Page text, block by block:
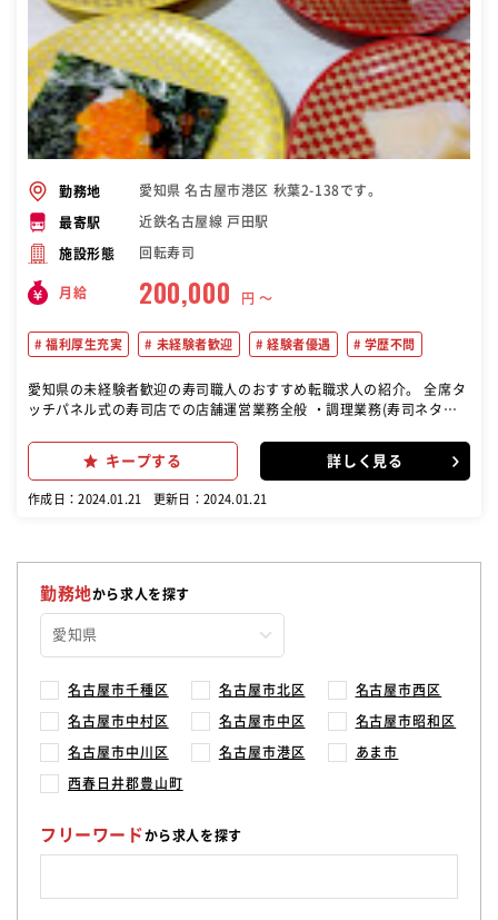
勤務地 愛知県 名古屋市港区 秋葉2-138です。
最寄駅 近鉄名古屋線 戸田駅
施設形態 回転寿司
月給 200,000 円 〜
福利厚生充実 未経験者歓迎 経験者優遇 学歴不問
愛知県の未経験者歓迎の寿司職人のおすすめ転職求人の紹介。 全席タ
ッチパネル式の寿司店での店舗運営業務全般 ・調理業務(寿司ネタを
運営業務全般(売上や食材、設備の管理など ) ・衛生管理・指導 ・スタ
ッフのシフト管理 ・スタッフの接客・製造指導 など
キープする 詳しく見る
作成日：2024.01.21 更新日：2024.01.21
勤務地から求人を探す
名古屋市千種区 名古屋市北区 名古屋市西区
名古屋市中村区 名古屋市中区 名古屋市昭和区
名古屋市中川区 名古屋市港区 あま市
西春日井郡豊山町
フリーワードから求人を探す